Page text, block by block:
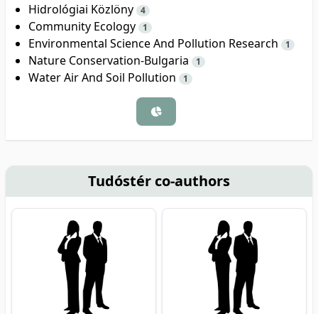
Hidrológiai Közlöny 4
Community Ecology 1
Environmental Science And Pollution Research 1
Nature Conservation-Bulgaria 1
Water Air And Soil Pollution 1
Tudóstér co-authors